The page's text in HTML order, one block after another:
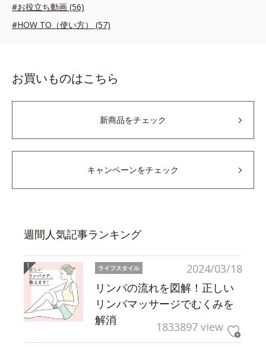
#お役立ち動画 (56)
#HOW TO（使い方） (57)
お買いものはこちら
新商品をチェック
キャンペーンをチェック
週間人気記事ランキング
2024/03/18
ライフスタイル
リンパの流れを図解！正しい
リンパマッサージでむくみを
解消
1833897 view